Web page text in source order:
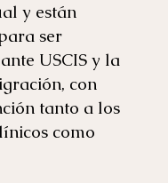
y están
ser
USCIS y la
con
tanto a los
como